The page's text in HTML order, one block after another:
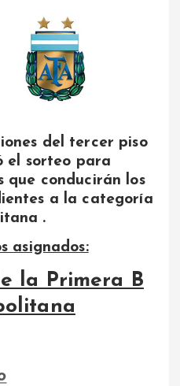
del tercer piso
el sorteo para
que conducirán los
a la categoría
.
asignados:
la Primera B